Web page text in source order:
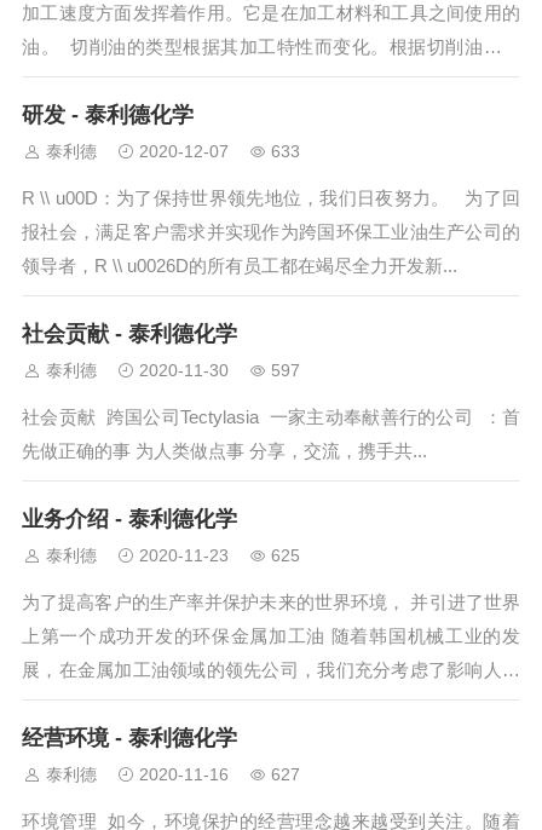
加工速度方面发挥着作用。它是在加工材料和工具之间使用的
油。 切削油的类型根据其加工特性而变化。根据切削油的加
工条件和特性，我...
研发 - 泰利德化学
泰利德 2020-12-07 633
R \\ u00D：为了保持世界领先地位，我们日夜努力。 为了回
报社会，满足客户需求并实现作为跨国环保工业油生产公司的
领导者，R \\ u0026D的所有员工都在竭尽全力开发新...
社会贡献 - 泰利德化学
泰利德 2020-11-30 597
社会贡献 跨国公司Tectylasia 一家主动奉献善行的公司 ：首
先做正确的事 为人类做点事 分享，交流，携手共...
业务介绍 - 泰利德化学
泰利德 2020-11-23 625
为了提高客户的生产率并保护未来的世界环境， 并引进了世界
上第一个成功开发的环保金属加工油 随着韩国机械工业的发
展，在金属加工油领域的领先公司，我们充分考虑了影响人类
居住环境的各种因...
经营环境 - 泰利德化学
泰利德 2020-11-16 627
环境管理 如今，环境保护的经营理念越来越受到关注。随着